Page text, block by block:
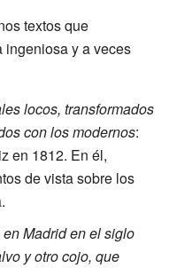
textos que
ingeniosa y a veces
locos, transformados
con los modernos:
en 1812. En él,
de vista sobre los
Madrid en el siglo
y otro cojo, que